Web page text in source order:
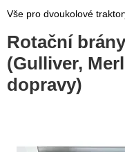
Vše pro dvoukolové
Rotační
(Gulliver,
dopravy)